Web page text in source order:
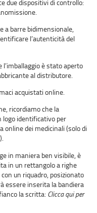
a barre bidimensionale,
l’autenticità del
è stato aperto
al distributore.
acquistati online.
ricordiamo che la
logo identificativo per
online dei medicinali (solo di
in maniera ben visibile, è
in un rettangolo a righe
un riquadro, posizionato
essere inserita la bandiera
la scritta: Clicca qui per